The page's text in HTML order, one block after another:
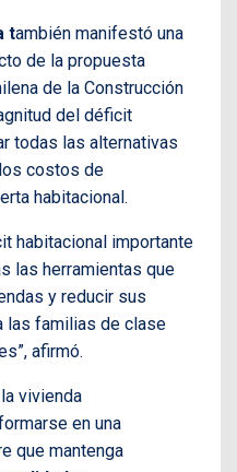
también manifestó una
de la propuesta
de la Construcción
del déficit
todas las alternativas
costos de
habitacional.
habitacional importante
las herramientas que
y reducir sus
las familias de clase
afirmó.
vivienda
en una
que mantenga